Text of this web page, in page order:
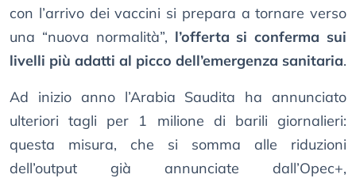
con l’arrivo dei vaccini si prepara a tornare verso
una “nuova normalità”, l’offerta si conferma sui
livelli più adatti al picco dell’emergenza sanitaria.
Ad inizio anno l’Arabia Saudita ha annunciato
ulteriori tagli per 1 milione di barili giornalieri:
questa misura, che si somma alle riduzioni
dell’output già annunciate dall’Opec+,